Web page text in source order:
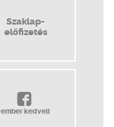
Szaklap-
előfizetés
ember kedveli